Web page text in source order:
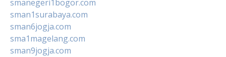
smanegeri1bogor.com
sman1surabaya.com
sman6jogja.com
sma1magelang.com
sman9jogja.com